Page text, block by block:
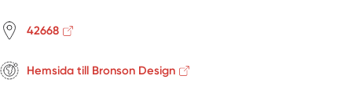
42668
Hemsida till Bronson Design